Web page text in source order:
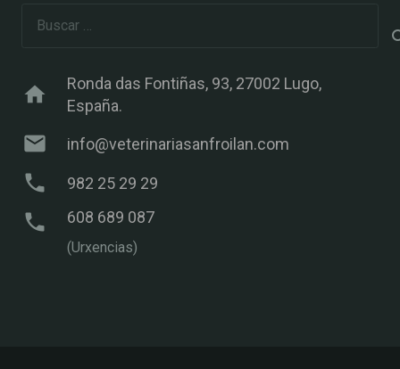
home
Ronda das Fontiñas, 93, 27002 Lugo,
España.
mail info@veterinariasanfroilan.com
phone 982 25 29 29
phone 608 689 087
(Urxencias)